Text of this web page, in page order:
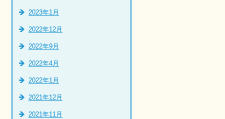
2023年1月
2022年12月
2022年9月
2022年4月
2022年1月
2021年12月
2021年11月